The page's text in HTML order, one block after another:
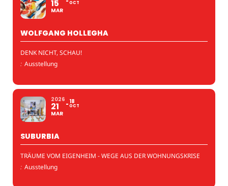
15
MAR
OCT
WOLFGANG HOLLEGHA
DENK NICHT, SCHAU!
: Ausstellung
2026
21
MAR
18
OCT
SUBURBIA
TRÄUME VOM EIGENHEIM - WEGE AUS DER WOHNUNGSKRISE
: Ausstellung